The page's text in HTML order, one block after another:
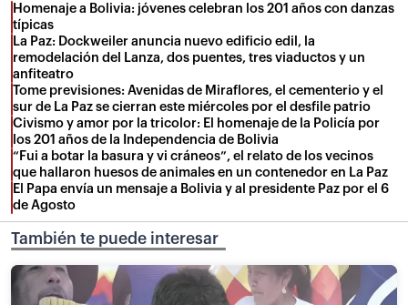
Homenaje a Bolivia: jóvenes celebran los 201 años con danzas
típicas
La Paz: Dockweiler anuncia nuevo edificio edil, la
remodelación del Lanza, dos puentes, tres viaductos y un
anfiteatro
Tome previsiones: Avenidas de Miraflores, el cementerio y el
sur de La Paz se cierran este miércoles por el desfile patrio
Civismo y amor por la tricolor: El homenaje de la Policía por
los 201 años de la Independencia de Bolivia
“Fui a botar la basura y vi cráneos”, el relato de los vecinos
que hallaron huesos de animales en un contenedor en La Paz
El Papa envía un mensaje a Bolivia y al presidente Paz por el 6
de Agosto
También te puede interesar